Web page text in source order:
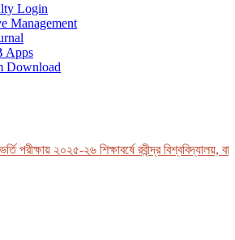
Login
Management
Apps
Download
২০২৫-২৬ শিক্ষাবর্ষে রবীন্দ্র বিশ্ববিদ্যালয়,